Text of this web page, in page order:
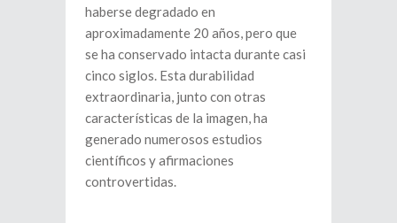
haberse degradado en
aproximadamente 20 años, pero que
se ha conservado intacta durante casi
cinco siglos. Esta durabilidad
extraordinaria, junto con otras
características de la imagen, ha
generado numerosos estudios
científicos y afirmaciones
controvertidas.